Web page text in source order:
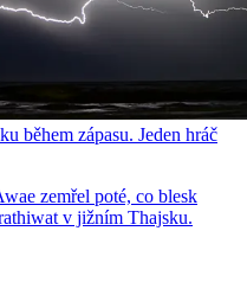
během zápasu. Jeden hráč
zemřel poté, co blesk
v jižním Thajsku.